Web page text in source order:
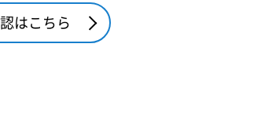
はこちら